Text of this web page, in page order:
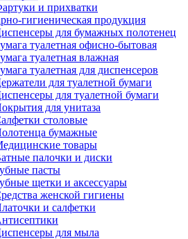
и прихватки
гигиеническая продукция
для бумажных полотенец
туалетная офисно-бытовая
туалетная влажная
туалетная для диспенсеров
для туалетной бумаги
для туалетной бумаги
для унитаза
столовые
бумажные
товары
палочки и диски
пасты
щетки и аксессуары
женской гигиены
и салфетки
для мыла